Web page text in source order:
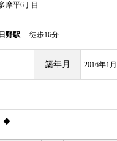
摩平6丁目
日野駅 徒歩16分
築年月 2016年1月
◆